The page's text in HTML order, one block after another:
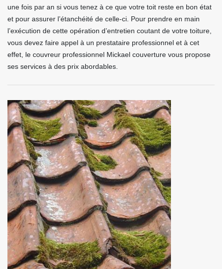
une fois par an si vous tenez à ce que votre toit reste en bon état
et pour assurer l’étanchéité de celle-ci. Pour prendre en main
l’exécution de cette opération d’entretien coutant de votre toiture,
vous devez faire appel à un prestataire professionnel et à cet
effet, le couvreur professionnel Mickael couverture vous propose
ses services à des prix abordables.